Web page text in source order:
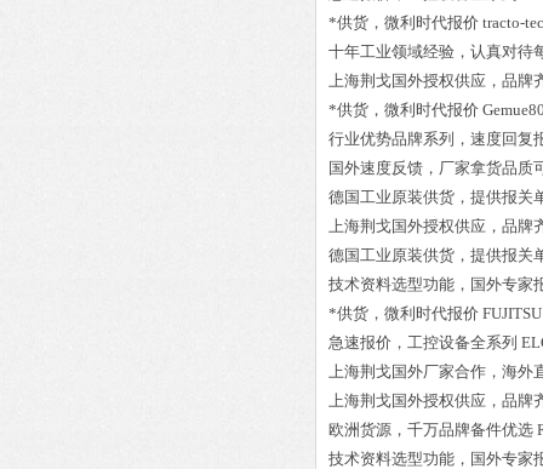
*供货，微利时代报价 tracto-
十年工业领域经验，认真对待
上海荆戈国外授权供应，品牌
*供货，微利时代报价
行业优势品牌系列，速度回复
国外速度反馈，厂家拿货品质
德国工业原装供货，提供报关
上海荆戈国外授权供应，品牌
德国工业原装供货，提供报关
技术资料选型功能，国外专家
*供货，微利时代报价
急速报价，工控设备全系列
上海荆戈国外厂家合作，海外
上海荆戈国外授权供应，品牌
欧洲货源，千万品牌备件优选
技术资料选型功能，国外专家